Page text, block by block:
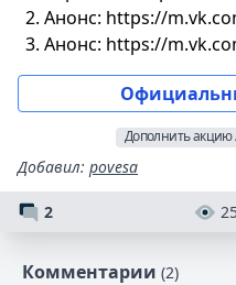
Анонс: https://
Анонс: https://
Дополнить
Добавил: povesa
2
Комментарии (2)